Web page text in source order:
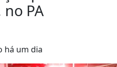
PA
há um dia